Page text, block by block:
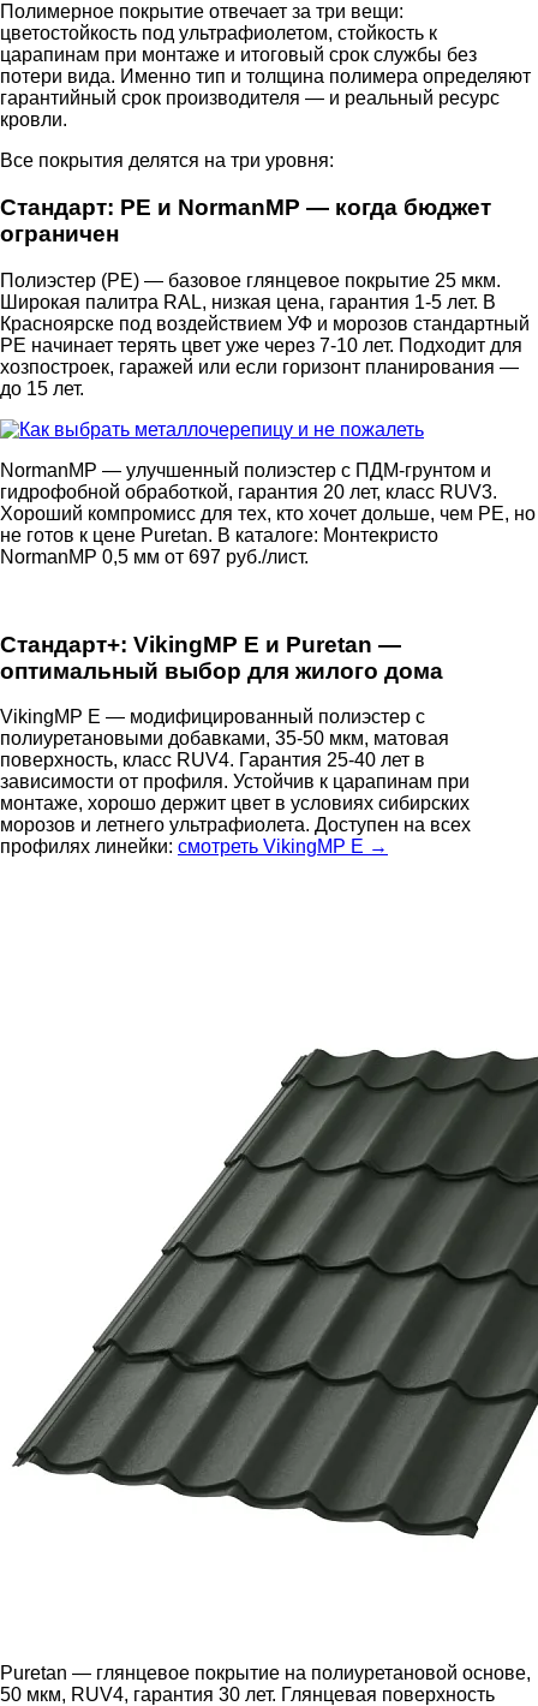
Полимерное покрытие отвечает за три вещи:
цветостойкость под ультрафиолетом, стойкость к
царапинам при монтаже и итоговый срок службы без
потери вида. Именно тип и толщина полимера определяют
гарантийный срок производителя — и реальный ресурс
кровли.
Все покрытия делятся на три уровня:
Стандарт: PE и NormanMP — когда бюджет
ограничен
Полиэстер (PE) — базовое глянцевое покрытие 25 мкм.
Широкая палитра RAL, низкая цена, гарантия 1-5 лет. В
Красноярске под воздействием УФ и морозов стандартный
PE начинает терять цвет уже через 7-10 лет. Подходит для
хозпостроек, гаражей или если горизонт планирования —
до 15 лет.
NormanMP — улучшенный полиэстер с ПДМ-грунтом и
гидрофобной обработкой, гарантия 20 лет, класс RUV3.
Хороший компромисс для тех, кто хочет дольше, чем PE, но
не готов к цене Puretan. В каталоге: Монтекристо
NormanMP 0,5 мм от 697 руб./лист.
Стандарт+: VikingMP E и Puretan —
оптимальный выбор для жилого дома
VikingMP E — модифицированный полиэстер с
полиуретановыми добавками, 35-50 мкм, матовая
поверхность, класс RUV4. Гарантия 25-40 лет в
зависимости от профиля. Устойчив к царапинам при
монтаже, хорошо держит цвет в условиях сибирских
морозов и летнего ультрафиолета. Доступен на всех
профилях линейки: смотреть VikingMP E →
Puretan — глянцевое покрытие на полиуретановой основе,
50 мкм, RUV4, гарантия 30 лет. Глянцевая поверхность